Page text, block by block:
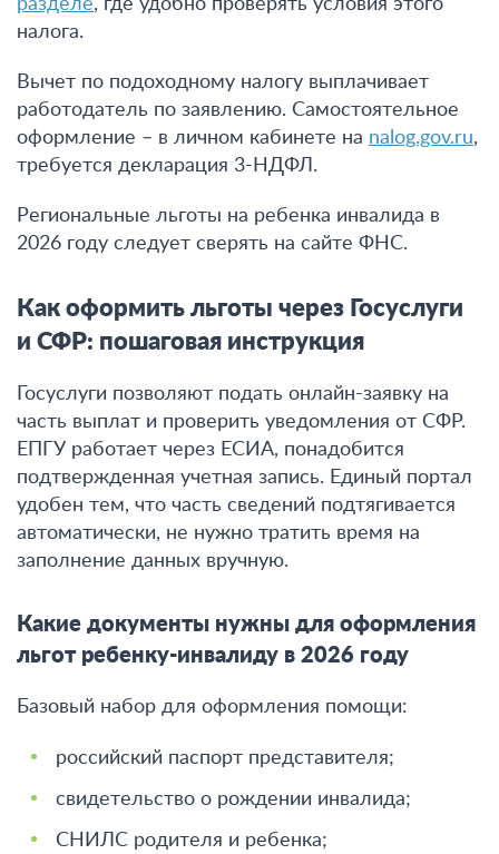
разделе, где удобно проверять условия этого
налога.
Вычет по подоходному налогу выплачивает
работодатель по заявлению. Самостоятельное
оформление – в личном кабинете на nalog.gov.ru,
требуется декларация 3-НДФЛ.
Региональные льготы на ребенка инвалида в
2026 году следует сверять на сайте ФНС.
Как оформить льготы через Госуслуги
и СФР: пошаговая инструкция
Госуслуги позволяют подать онлайн-заявку на
часть выплат и проверить уведомления от СФР.
ЕПГУ работает через ЕСИА, понадобится
подтвержденная учетная запись. Единый портал
удобен тем, что часть сведений подтягивается
автоматически, не нужно тратить время на
заполнение данных вручную.
Какие документы нужны для оформления
льгот ребенку-инвалиду в 2026 году
Базовый набор для оформления помощи:
российский паспорт представителя;
свидетельство о рождении инвалида;
СНИЛС родителя и ребенка;